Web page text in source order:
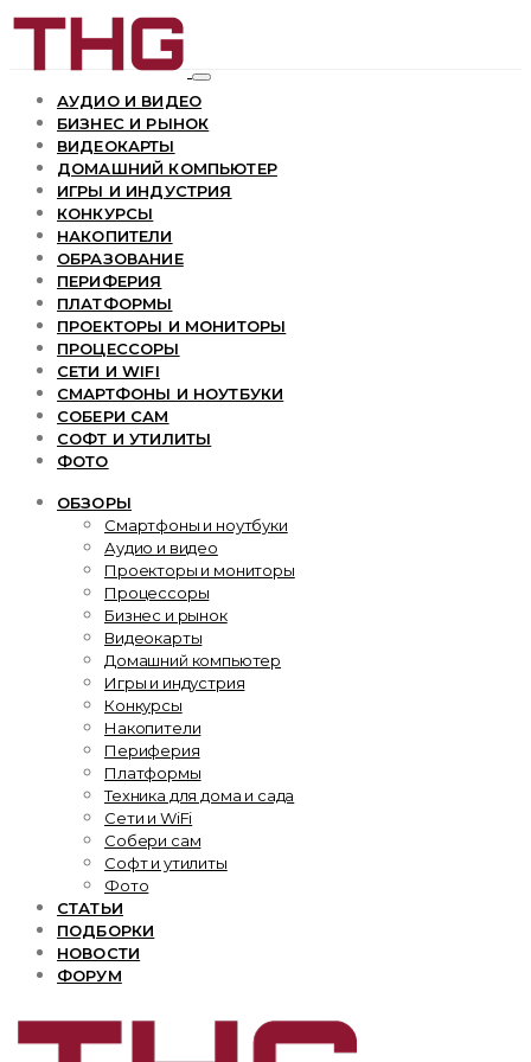
АУДИО И ВИДЕО
БИЗНЕС И РЫНОК
ВИДЕОКАРТЫ
ДОМАШНИЙ КОМПЬЮТЕР
ИГРЫ И ИНДУСТРИЯ
КОНКУРСЫ
НАКОПИТЕЛИ
ОБРАЗОВАНИЕ
ПЕРИФЕРИЯ
ПЛАТФОРМЫ
ПРОЕКТОРЫ И МОНИТОРЫ
ПРОЦЕССОРЫ
СЕТИ И WIFI
СМАРТФОНЫ И НОУТБУКИ
СОБЕРИ САМ
СОФТ И УТИЛИТЫ
ФОТО
ОБЗОРЫ
Смартфоны и ноутбуки
Аудио и видео
Проекторы и мониторы
Процессоры
Бизнес и рынок
Видеокарты
Домашний компьютер
Игры и индустрия
Конкурсы
Накопители
Периферия
Платформы
Техника для дома и сада
Сети и WiFi
Собери сам
Софт и утилиты
Фото
СТАТЬИ
ПОДБОРКИ
НОВОСТИ
ФОРУМ